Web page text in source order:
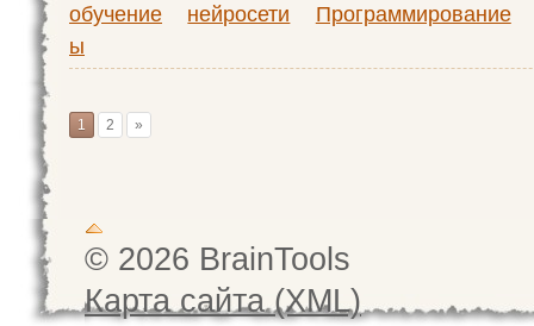
обучение
нейросети
Программирование
ы
1 2 »
© 2026 BrainTools
Карта сайта (XML)